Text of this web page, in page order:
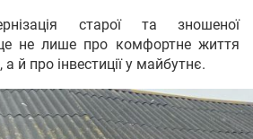
старої та зношеної
не лише про комфортне життя
й про інвестиції у майбутнє.